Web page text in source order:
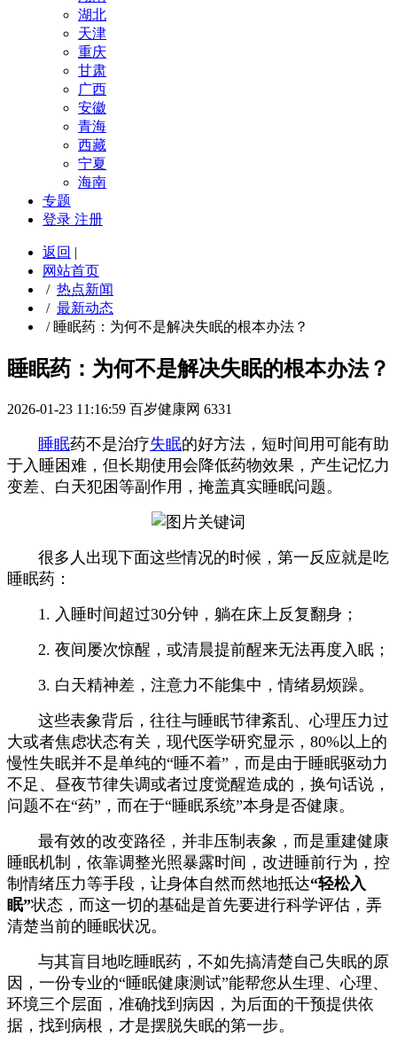
湖北
天津
重庆
甘肃
广西
安徽
青海
西藏
宁夏
海南
专题
登录 注册
返回 |
网站首页
/ 热点新闻
/ 最新动态
/ 睡眠药：为何不是解决失眠的根本办法？
睡眠药：为何不是解决失眠的根本办法？
2026-01-23 11:16:59 百岁健康网 6331
睡眠药不是治疗失眠的好方法，短时间用可能有助
于入睡困难，但长期使用会降低药物效果，产生记忆力
变差、白天犯困等副作用，掩盖真实睡眠问题。
很多人出现下面这些情况的时候，第一反应就是吃
睡眠药：
1. 入睡时间超过30分钟，躺在床上反复翻身；
2. 夜间屡次惊醒，或清晨提前醒来无法再度入眠；
3. 白天精神差，注意力不能集中，情绪易烦躁。
这些表象背后，往往与睡眠节律紊乱、心理压力过
大或者焦虑状态有关，现代医学研究显示，80%以上的
慢性失眠并不是单纯的“睡不着”，而是由于睡眠驱动力
不足、昼夜节律失调或者过度觉醒造成的，换句话说，
问题不在“药”，而在于“睡眠系统”本身是否健康。
最有效的改变路径，并非压制表象，而是重建健康
睡眠机制，依靠调整光照暴露时间，改进睡前行为，控
制情绪压力等手段，让身体自然而然地抵达“轻松入
眠”状态，而这一切的基础是首先要进行科学评估，弄
清楚当前的睡眠状况。
与其盲目地吃睡眠药，不如先搞清楚自己失眠的原
因，一份专业的“睡眠健康测试”能帮您从生理、心理、
环境三个层面，准确找到病因，为后面的干预提供依
据，找到病根，才是摆脱失眠的第一步。